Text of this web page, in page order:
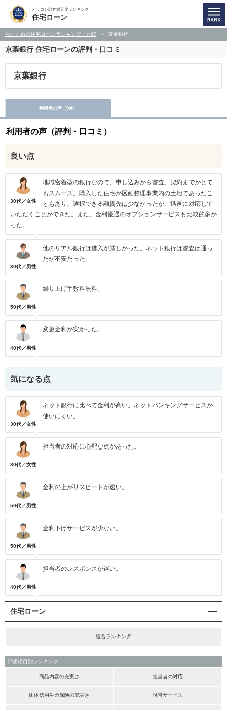
オリコン顧客満足度ランキング
住宅ローン
おすすめの住宅ローンランキング・比較 京葉銀行
京葉銀行住宅ローンの評判・口コミ
京葉銀行
利用者の声（9件）
利用者の声（評判・口コミ）
良い点
30代／女性
地域密着型の銀行なので、申し込みから審査、契約までがとて
もスムーズ。購入した住宅が区画整理事業内の土地であったこ
ともあり、選択できる融資先は少なかったが、迅速に対応して
いただくことができた。また、金利優遇のオプションサービスも比較的多か
った。
30代／男性
他のリアル銀行は借入が厳しかった。ネット銀行は審査は通っ
たが不安だった。
50代／男性
繰り上げ手数料無料。
40代／男性
変更金利が安かった。
気になる点
30代／女性
ネット銀行に比べて金利が高い。ネットバンキングサービスが
使いにくい。
30代／女性
担当者の対応に心配な点があった。
50代／男性
金利の上がりスピードが速い。
50代／男性
金利下げサービスが少ない。
40代／男性
担当者のレスポンスが遅い。
住宅ローン
総合ランキング
評価項目別ランキング
商品内容の充実さ 担当者の対応
団体信用生命保険の充実さ 付帯サービス